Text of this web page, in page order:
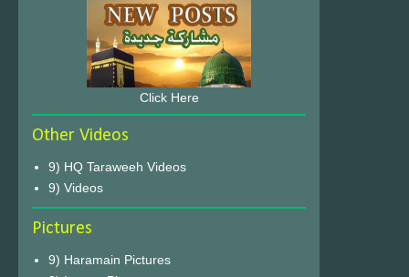
Click Here
Other Videos
9) HQ Taraweeh Videos
9) Videos
Pictures
9) Haramain Pictures